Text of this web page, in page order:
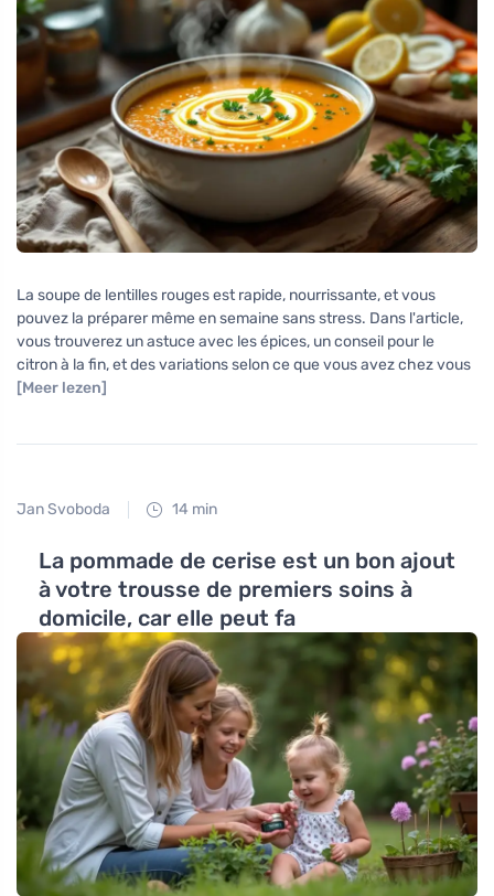
La soupe de lentilles rouges est rapide, nourrissante, et vous
pouvez la préparer même en semaine sans stress. Dans l'article,
vous trouverez un astuce avec les épices, un conseil pour le
citron à la fin, et des variations selon ce que vous avez chez vous
[Meer lezen]
Jan Svoboda 14 min
La pommade de cerise est un bon ajout
à votre trousse de premiers soins à
domicile, car elle peut fa